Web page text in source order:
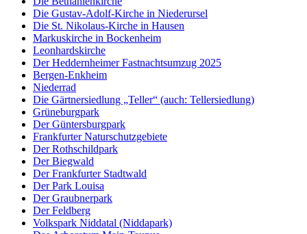
Die Gustav-Adolf-Kirche in Niederursel
Die St. Nikolaus-Kirche in Hausen
Markuskirche in Bockenheim
Leonhardskirche
Der Heddernheimer Fastnachtsumzug 2025
Bergen-Enkheim
Niederrad
Die Gärtnersiedlung „Teller“ (auch: Tellersiedlung)
Grüneburgpark
Der Güntersburgpark
Frankfurter Naturschutzgebiete
Der Rothschildpark
Der Biegwald
Der Frankfurter Stadtwald
Der Park Louisa
Der Graubnerpark
Der Feldberg
Volkspark Niddatal (Niddapark)